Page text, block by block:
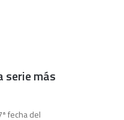
serie más
fecha del